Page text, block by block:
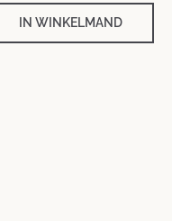
IN WINKELMAND